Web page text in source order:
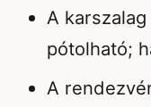
A
pótolható;
A